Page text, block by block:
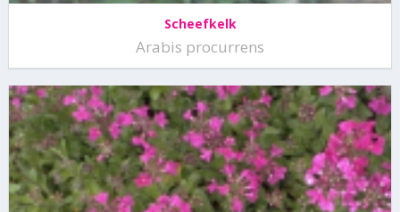
Scheefkelk
Arabis procurrens